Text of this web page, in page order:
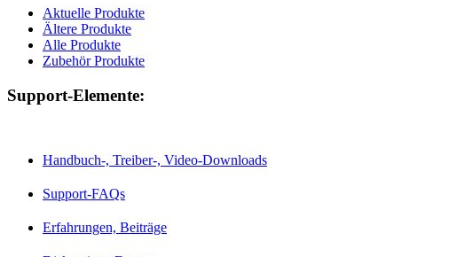
Aktuelle Produkte
Ältere Produkte
Alle Produkte
Zubehör Produkte
Support-Elemente:
Handbuch-, Treiber-, Video-Downloads
Support-FAQs
Erfahrungen, Beiträge